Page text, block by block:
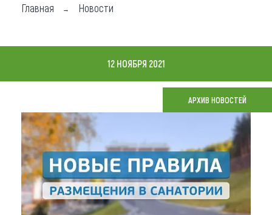
Где остановиться
Что привезти (сувениры)
О регионе
Коллекция впечатлений
Другие рубрики
Главная Новости
12 НОЯБРЯ 2021
АРХИВ НОВОСТЕЙ